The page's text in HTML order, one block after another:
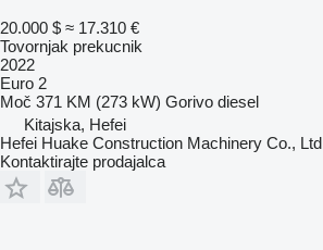
20.000 $ ≈ 17.310 €
Tovornjak prekucnik
2022
Euro 2
Moč 371 KM (273 kW) Gorivo diesel
Kitajska, Hefei
Hefei Huake Construction Machinery Co., Ltd
Kontaktirajte prodajalca